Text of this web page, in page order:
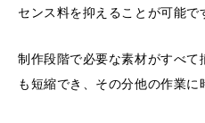
センス料を抑えることが可能で
制作段階で必要な素材がすべ
も短縮でき、その分他の作業に